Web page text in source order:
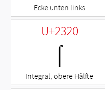
Ecke unten links
U+2320
⌠
Integral, obere Hälfte